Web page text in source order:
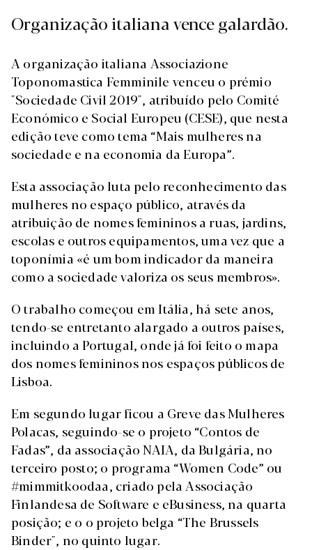
Organização italiana vence galardão.
A organização italiana Associazione
Toponomastica Femminile venceu o prémio
"Sociedade Civil 2019", atribuído pelo Comité
Económico e Social Europeu (CESE), que nesta
edição teve como tema “Mais mulheres na
sociedade e na economia da Europa”.
Esta associação luta pelo reconhecimento das
mulheres no espaço público, através da
atribuição de nomes femininos a ruas, jardins,
escolas e outros equipamentos, uma vez que a
toponímia «é um bom indicador da maneira
como a sociedade valoriza os seus membros».
O trabalho começou em Itália, há sete anos,
tendo-se entretanto alargado a outros países,
incluindo a Portugal, onde já foi feito o mapa
dos nomes femininos nos espaços públicos de
Lisboa.
Em segundo lugar ficou a Greve das Mulheres
Polacas, seguindo-se o projeto “Contos de
Fadas”, da associação NAIA, da Bulgária, no
terceiro posto; o programa “Women Code” ou
#mimmitkoodaa, criado pela Associação
Finlandesa de Software e eBusiness, na quarta
posição; e o o projeto belga “The Brussels
Binder", no quinto lugar.